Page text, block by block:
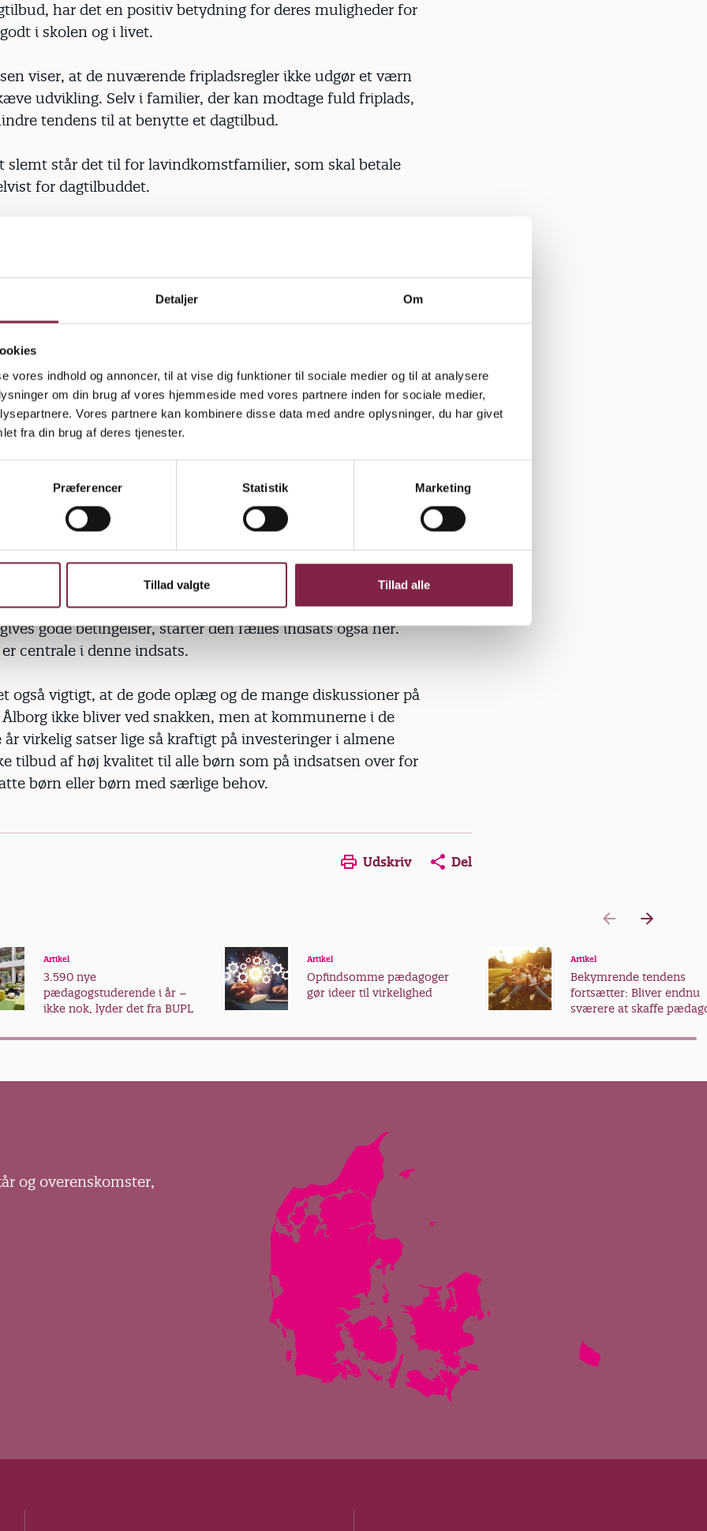
Detaljer Om
vores indhold og annoncer, til at vise dig funktioner til sociale medier og til at analysere
om din brug af vores hjemmeside med vores partnere inden for sociale medier,
Vores partnere kan kombinere disse data med andre oplysninger, du har givet
fra din brug af deres tjenester.
Præferencer Statistik Marketing
Tillad valgte Tillad alle
har det en positiv betydning for deres muligheder for
i skolen og i livet.
viser, at de nuværende fripladsregler ikke udgør et værn
udvikling. Selv i familier, der kan modtage fuld friplads,
tendens til at benytte et dagtilbud.
slemt står det til for lavindkomstfamilier, som skal betale
for dagtilbuddet.
senere i livet end deres jævnaldrende. Er det det, vi vil?
er ellers vældigt optaget af indsatsen over for de særligt
og børn med særlige behov, og det er da også en vigtig
hvis det almene tilbud skal holde for, når pengene skal
det i vidt omfang er tilfældet i øjeblikket, så skaber vi
for en negativ spiral, hvor vi øger antallet af børn, som får
indsats i dagtilbuddet senere i livet eller i skolen.
de almene tilbud vil føre til, at færre børn får brug for en
og der er større sandsynlighed for, at de bliver
for Velfærd, for nylig.
godt vænne os til tanken om, at livet begynder ved fødslen,
gode betingelser, starter den fælles indsats også her.
centrale i denne indsats.
også vigtigt, at de gode oplæg og de mange diskussioner på
ikke bliver ved snakken, men at kommunerne i de
virkelig satser lige så kraftigt på investeringer i almene
tilbud af høj kvalitet til alle børn som på indsatsen over for
børn eller børn med særlige behov.
Udskriv Del
Artikel
3.590 nye
pædagogstuderende i år –
ikke nok, lyder det fra BUPL
Artikel
Opfindsomme pædagoger
gør ideer til virkelighed
Artikel
Bekymrende tendens
fortsætter: Bliver endnu
sværere at skaffe
og overenskomster,